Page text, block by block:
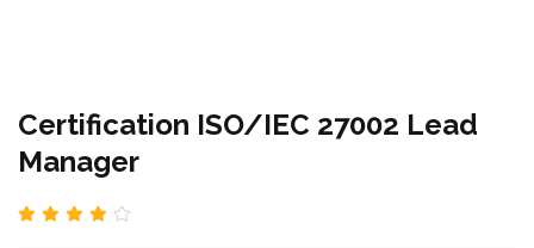
Certification ISO/IEC 27002 Lead
Manager